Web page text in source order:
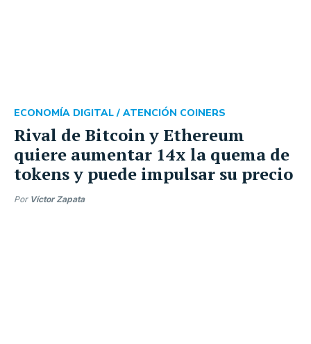
Rival de Bitcoin y Ethereum
quiere aumentar 14x la quema de
tokens y puede impulsar su precio
ECONOMÍA DIGITAL / ATENCIÓN COINERS
Por Víctor Zapata